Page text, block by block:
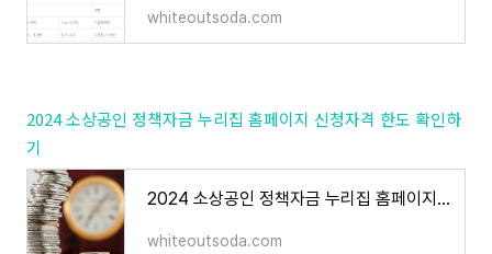
whiteoutsoda.com
2024 소상공인 정책자금 누리집 홈페이지 신청자격 한도 확인하
기
2024 소상공인 정책자금 누리집 홈페이지 신청자격 한도 확인하기
whiteoutsoda.com